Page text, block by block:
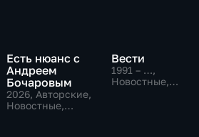
Есть нюанс с
Андреем
Бочаровым
2026, Авторские,
Новостные,
Вести
1991 – …,
Новостные,